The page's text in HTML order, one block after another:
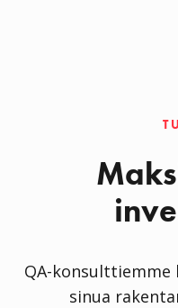
QA-konsulttiemme
sinua